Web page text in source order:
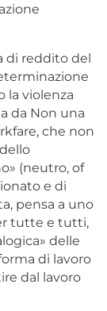
di reddito del
la violenza
da Non una
che non
(neutro, of
e di
pensa a uno
tutte e tutti,
delle
di lavoro
dal lavoro